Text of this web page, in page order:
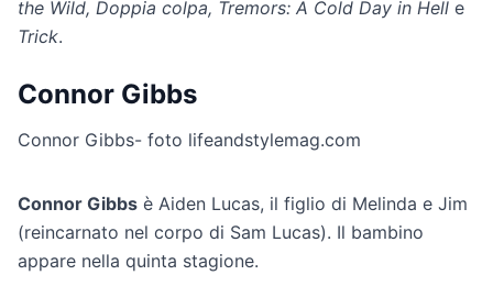
the Wild, Doppia colpa, Tremors: A Cold Day in Hell e
Trick.
Connor Gibbs
Connor Gibbs- foto lifeandstylemag.com
Connor Gibbs è Aiden Lucas, il figlio di Melinda e Jim
(reincarnato nel corpo di Sam Lucas). Il bambino
appare nella quinta stagione.